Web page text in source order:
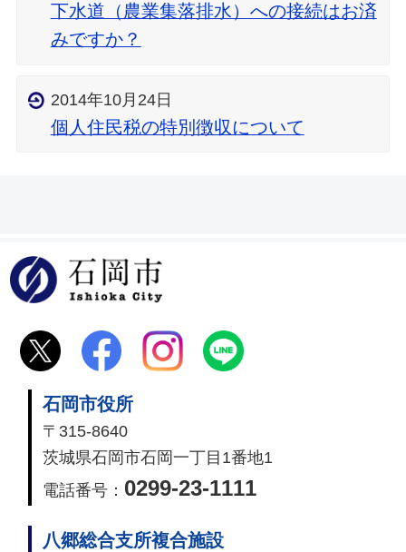
下水道（農業集落排水）への接続はお済
みですか？
2014年10月24日
個人住民税の特別徴収について
石岡市役所
〒315-8640
茨城県石岡市石岡一丁目1番地1
電話番号： 0299-23-1111
八郷総合支所複合施設